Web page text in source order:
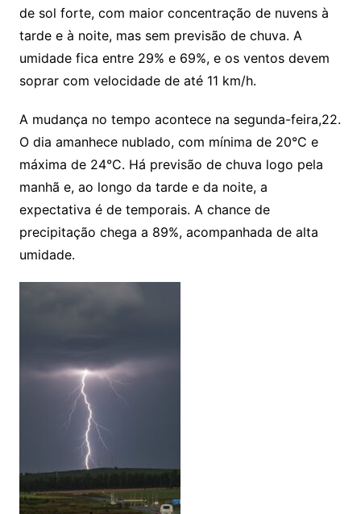
de sol forte, com maior concentração de nuvens à
tarde e à noite, mas sem previsão de chuva. A
umidade fica entre 29% e 69%, e os ventos devem
soprar com velocidade de até 11 km/h.
A mudança no tempo acontece na segunda-feira,22.
O dia amanhece nublado, com mínima de 20°C e
máxima de 24°C. Há previsão de chuva logo pela
manhã e, ao longo da tarde e da noite, a
expectativa é de temporais. A chance de
precipitação chega a 89%, acompanhada de alta
umidade.